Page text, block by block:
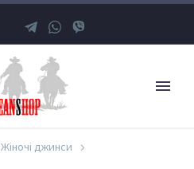
Жіночі джинси